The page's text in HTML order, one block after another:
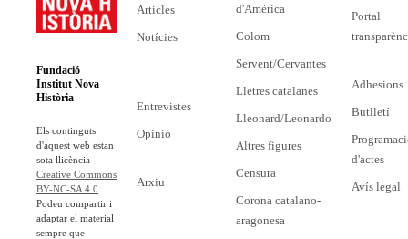
Fundació
Institut Nova
Història
Els continguts
d'aquest web estan
sota llicència
Creative Commons
BY-NC-SA 4.0
Podeu compartir i
adaptar el material
sempre que
Articles
Notícies
Entrevistes
Opinió
Arxiu
d'Amèrica
Colom
Servent/Cervantes
Lletres catalanes
Lleonard/Leonardo
Altres figures
Censura
Corona catalano-
aragonesa
Portal
Adhesions
Butlletí
d'actes
Avís legal